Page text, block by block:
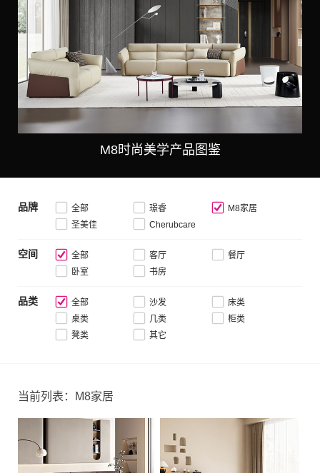
M8时尚美学产品图鉴
品牌 全部 璟睿
M8家居
圣美佳
Cherubcare
空间 全部 客厅
餐厅
卧室
书房
品类 全部 沙发
床类
桌类
几类
柜类
凳类
其它
当前列表：M8家居